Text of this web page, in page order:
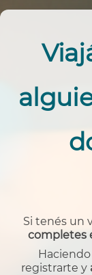
Si tenés un
completes
registrarte y